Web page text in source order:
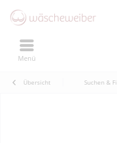
Menü
Übersicht Suchen &